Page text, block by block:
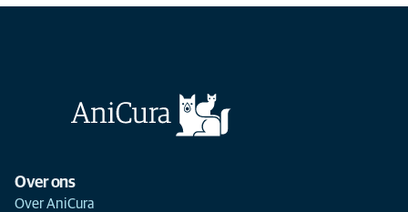
Over ons
Over AniCura